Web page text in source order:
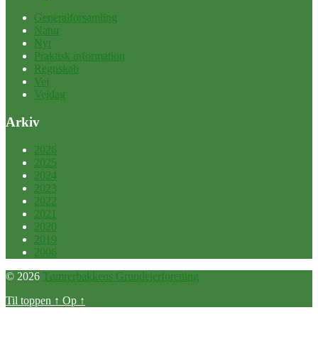
Generalforsamling
Natur
Nyt
Praktisk information
Regnskab
Vej
Vejdag
Arkiv
2026
2025
2024
2023
2022
2021
2020
2019
2006
© 2026 Tømrerbakkens Grundejerforening
Til toppen ↑ Op ↑